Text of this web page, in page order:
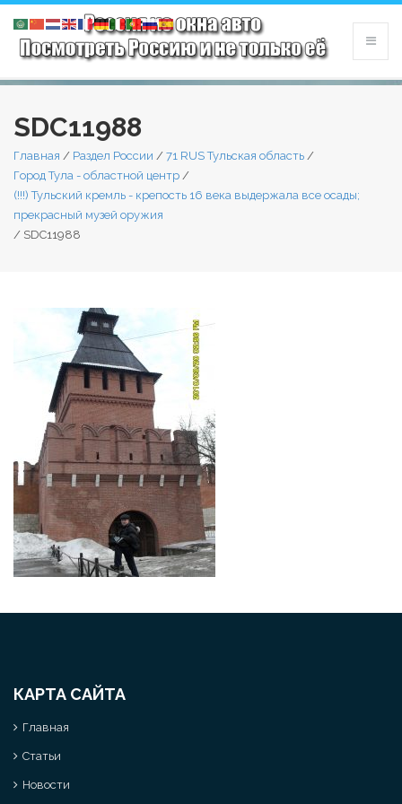
SDC11988
Главная / Раздел России / 71 RUS Тульская область /
Город Тула - областной центр /
(!!!) Тульский кремль - крепость 16 века выдержала все осады;
прекрасный музей оружия
/ SDC11988
КАРТА САЙТА
Главная
Статьи
Новости